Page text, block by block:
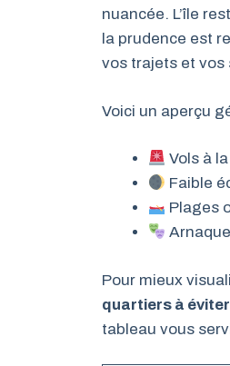
nuancée. L’île
la prudence est
vos trajets et vos
Voici un aperçu
Vols à
Faible
Plages
Pour mieux
quartiers à éviter
tableau vous